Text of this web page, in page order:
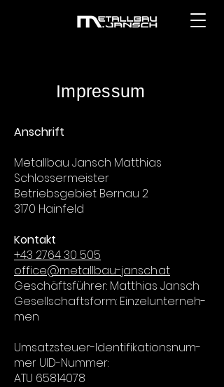
Impressum
Anschrift
Metallbau Jansch Matthias
Schlossermeister
Betriebsgebiet Bernau 2
3170 Hainfeld
Kontakt
+43 2764 30 505
office@metallbau-jansch.at
Ge­schäfts­füh­rer: Mat­thi­as Jansch
Ge­sell­schafts­form: Ein­zel­un­ter­neh­
men
Um­satz­steu­er-Iden­ti­fi­ka­ti­ons­num­
mer UID-Num­mer:
ATU 65814078